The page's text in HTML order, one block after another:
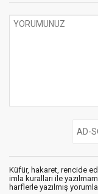
Küfür, hakaret, rencide
imla kuralları ile
harflerle yazılmış